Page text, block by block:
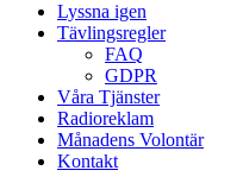
Lyssna igen
Tävlingsregler
FAQ
GDPR
Våra Tjänster
Radioreklam
Månadens Volontär
Kontakt